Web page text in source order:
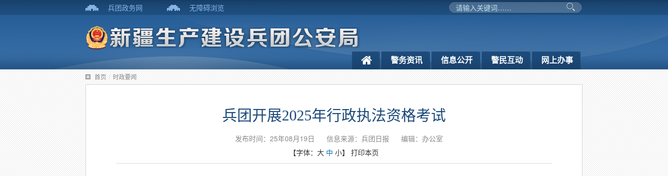
兵团政务网 无障碍浏览
警务资讯 信息公开 警民互动 网上办事
首页 / 时政要闻
兵团开展2025年行政执法资格考试
发布时间：25年08月19日 信息来源：兵团日报
编辑：办公室
【字体： 大 中 小】 打印本页